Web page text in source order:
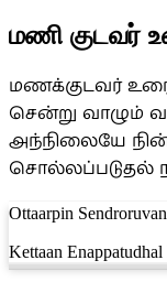
மணி குடவர்
மணக்குடவர்
சென்று வாழும்
அந்நிலையே
சொல்லப்படுதல்
Ottaarpin
Kettaan